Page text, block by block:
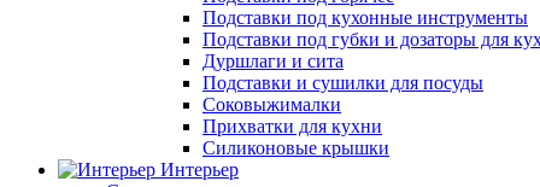
Подставки под кухонные инструменты
Подставки под губки и дозаторы для
Дуршлаги и сита
Подставки и сушилки для посуды
Соковыжималки
Прихватки для кухни
Силиконовые крышки
Интерьер